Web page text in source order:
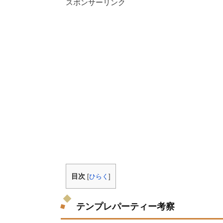
スポンサーリンク
目次 [ひらく ]
テンプレパーティー考察